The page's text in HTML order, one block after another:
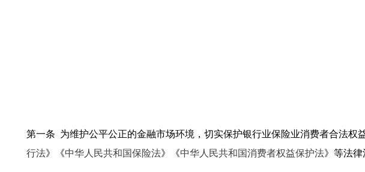
第一条 为维护公平公正的金融市场环境，切实保护银行业保险业消费者合法权
行法》《中华人民共和国保险法》《中华人民共和国消费者权益保护法》等法律